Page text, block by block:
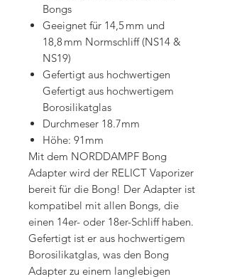
Bongs
Geeignet für 14,5 mm und
18,8 mm Normschliff (NS14 &
NS19)
Gefertigt aus hochwertigen
Gefertigt aus hochwertigem
Borosilikatglas
Durchmeser 18.7mm
Höhe: 91mm
Mit dem NORDDAMPF Bong
Adapter wird der RELICT Vaporizer
bereit für die Bong! Der Adapter ist
kompatibel mit allen Bongs, die
einen 14er- oder 18er-Schliff haben.
Gefertigt ist er aus hochwertigem
Borosilikatglas, was den Bong
Adapter zu einem langlebigen